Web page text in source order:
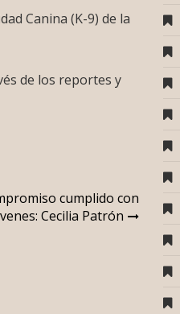
Canina (K-9) de la
de los reportes y
cumplido con
Cecilia Patrón